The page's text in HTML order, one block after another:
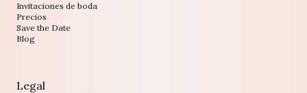
Invitaciones de boda
Precios
Save the Date
Blog
Legal